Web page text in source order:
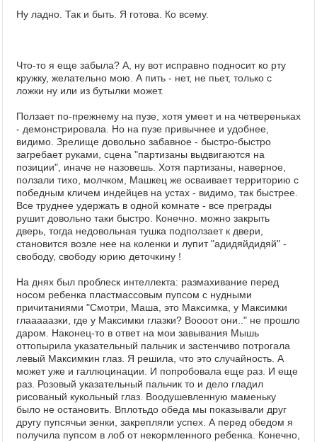
Ну ладно. Так и быть. Я готова. Ко всему.
Что-то я еще забыла? А, ну вот исправно подносит ко рту
кружку, желательно мою. А пить - нет, не пьет, только с
ложки ну или из бутылки может.
Ползает по-прежнему на пузе, хотя умеет и на четвереньках
- демонстрировала. Но на пузе привычнее и удобнее,
видимо. Зрелище довольно забавное - быстро-быстро
загребает руками, сцена "партизаны выдвигаются на
позиции", иначе не назовешь. Хотя партизаны, наверное,
ползали тихо, молчком, Машкец же осваивает территорию с
победным кличем индейцев на устах - видимо, так быстрее.
Все труднее удержать в одной комнате - все преграды
рушит довольно таки быстро. Конечно. можно закрыть
дверь, тогда недовольная тушка подползает к двери,
становится возле нее на коленки и лупит "адидяйдидяй" -
свободу, свободу юрию деточкину !
На днях был проблеск интеллекта: размахивание перед
носом ребенка пластмассовым пупсом с нудными
причитаниями "Смотри, Маша, это Максимка, у Максимки
глааааазки, где у Максимки глазки? Воооот они.." не прошло
даром. Наконец-то в ответ на мои завывания Мышь
оттопырила указательный пальчик и застенчиво потрогала
левый Максимкин глаз. Я решила, что это случайность. А
может уже и галлюцинации. И попробовала еще раз. И еще
раз. Розовый указательный пальчик то и дело гладил
рисованый кукольный глаз. Воодушевленную маменьку
было не остановить. Вплотьдо обеда мы показывали друг
другу пупсячьи зенки, закрепляли успех. А перед обедом я
получила пупсом в лоб от некормленного ребенка. Конечно,